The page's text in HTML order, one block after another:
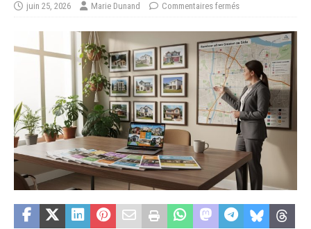
juin 25, 2026 Marie Dunand Commentaires fermés